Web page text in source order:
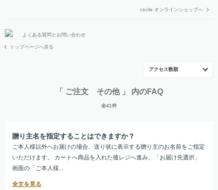
cecile オンラインショップへ
よくある質問とお問い合わせ
トップページへ戻る
アクセス数順
「 ご注文 その他 」 内のFAQ
全41件
贈り主名を指定することはできますか？
ご本人様以外へお届けの場合、送り状に表示する贈り主のお名前をご指定
いただけます。 カートへ商品を入れた後レジへ進み、「お届け先選択」
画面の「ご本人様...